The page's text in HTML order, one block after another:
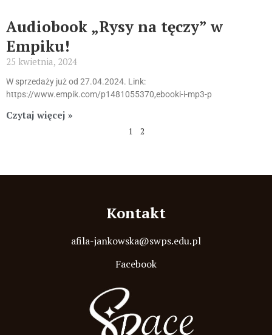
Audiobook „Rysy na tęczy” w
Empiku!
25 kwietnia, 2024
W sprzedaży już od 27.04.2024. Link:
https://www.empik.com/p1481055370,ebooki-i-mp3-p
Czytaj więcej »
1 2
Kontakt
afila-jankowska@swps.edu.pl
Facebook